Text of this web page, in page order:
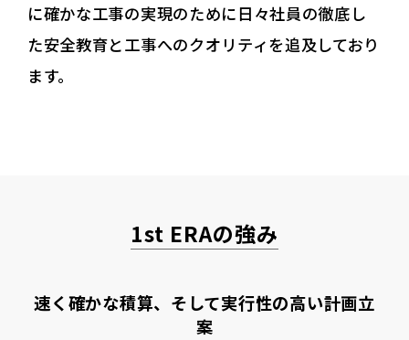
に確かな工事の実現のために日々社員の徹底し
た安全教育と工事へのクオリティを追及しており
ます。
1st ERAの強み
速く確かな積算、そして実行性の高い計画立
案